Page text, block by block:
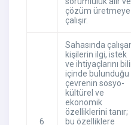
çözüm üretmeye
çalışır.
6
Sahasında
kişilerin ilgi, istek
ve ihtiyaçlarını
içinde bulunduğu
çevrenin sosyo-
kültürel ve
ekonomik
özelliklerini tanır;
bu özelliklere